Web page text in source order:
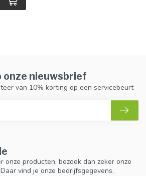
onze producten, bezoek dan zeker onze
vind je onze bedrijfsgegevens,
onze nieuwsbrief
van 10% korting op een servicebeurt